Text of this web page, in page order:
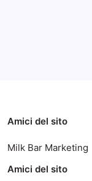
Amici del sito
Milk Bar Marketing
Amici del sito